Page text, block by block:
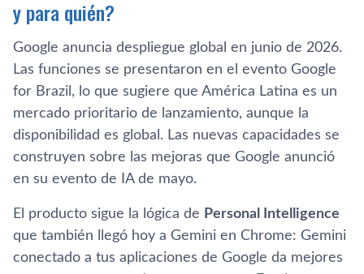
y para quién?
Google anuncia despliegue global en junio de 2026.
Las funciones se presentaron en el evento Google
for Brazil, lo que sugiere que América Latina es un
mercado prioritario de lanzamiento, aunque la
disponibilidad es global. Las nuevas capacidades se
construyen sobre las mejoras que Google anunció
en su evento de IA de mayo.
El producto sigue la lógica de Personal Intelligence
que también llegó hoy a Gemini en Chrome: Gemini
conectado a tus aplicaciones de Google da mejores